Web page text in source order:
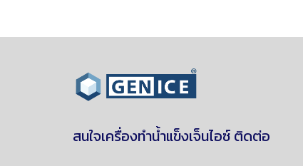
สนใจเครื่องทำน้ำแข็งเจ็นไอซ์ ติดต่อ